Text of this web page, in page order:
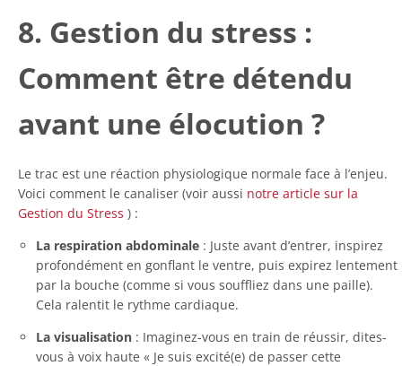
8. Gestion du stress :
Comment être détendu
avant une élocution ?
Le trac est une réaction physiologique normale face à l’enjeu.
Voici comment le canaliser (voir aussi notre article sur la
Gestion du Stress ) :
La respiration abdominale : Juste avant d’entrer, inspirez
profondément en gonflant le ventre, puis expirez lentement
par la bouche (comme si vous souffliez dans une paille).
Cela ralentit le rythme cardiaque.
La visualisation : Imaginez-vous en train de réussir, dites-
vous à voix haute « Je suis excité(e) de passer cette